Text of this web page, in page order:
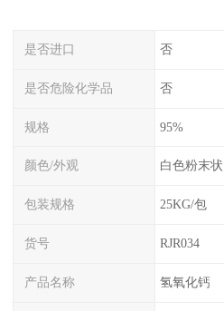
是否进口 否
是否危险化学品 否
规格 95%
颜色/外观 白色粉末状
包装规格 25KG/包
货号 RJR034
产品名称 氢氧化钙